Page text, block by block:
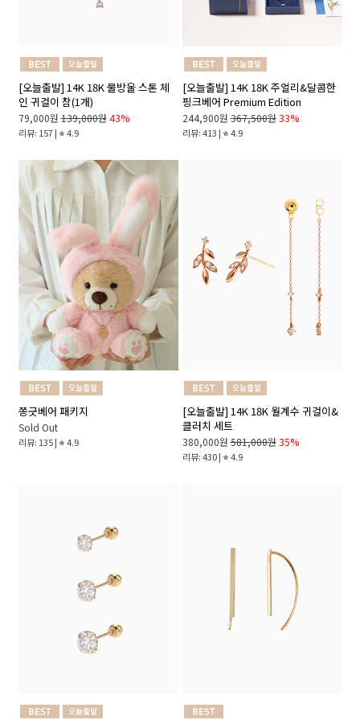
[오늘출발] 14K 18K 물방울 스톤 체
인 귀걸이 참(1개)
79,000원 139,000원 43%
리뷰: 157 | 4.9
[오늘출발] 14K 18K 주얼리&달콤한
핑크베어 Premium Edition
244,900원 367,500원 33%
리뷰: 413 | 4.9
쫑긋베어 패키지
Sold Out
리뷰: 135 | 4.9
[오늘출발] 14K 18K 월계수 귀걸이&
클러치 세트
380,000원 581,000원 35%
리뷰: 430 | 4.9